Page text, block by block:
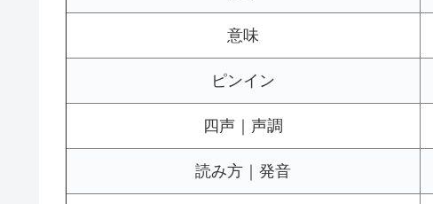
意味
ピンイン
四声｜声調
読み方｜発音